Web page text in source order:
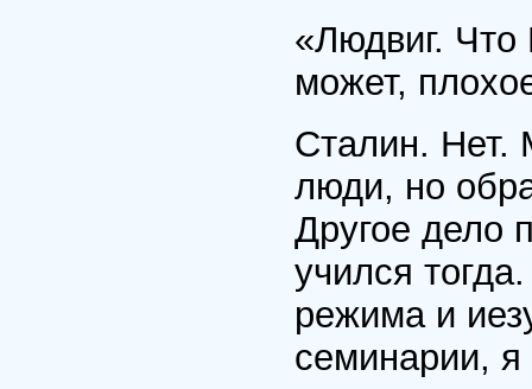
«Людвиг. Что
может,
Сталин. Нет.
люди, но
Другое дело
учился
режима и
семинарии, я